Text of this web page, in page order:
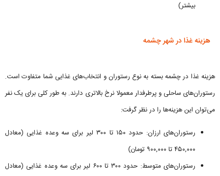
بیشتر)
هزینه غذا در شهر چشمه
هزینه غذا در چشمه بسته به نوع رستوران و انتخاب‌های غذایی شما متفاوت است.
رستوران‌های ساحلی و پرطرفدار معمولا نرخ بالاتری دارند. به طور کلی برای یک نفر
می‌توان این هزینه‌ها را در نظر گرفت:
رستوران‌های ارزان: حدود ۱۵۰ تا ۳۰۰ لیر برای سه وعده غذایی (معادل
۴۵۰,۰۰۰ تا ۹۰۰,۰۰۰ تومان)
رستوران‌های متوسط: حدود ۳۰۰ تا ۶۰۰ لیر برای سه وعده غذایی (معادل